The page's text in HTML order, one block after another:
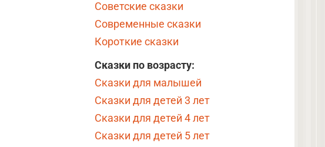
Советские сказки
Современные сказки
Короткие сказки
Сказки по возрасту:
Сказки для малышей
Сказки для детей 3 лет
Сказки для детей 4 лет
Сказки для детей 5 лет